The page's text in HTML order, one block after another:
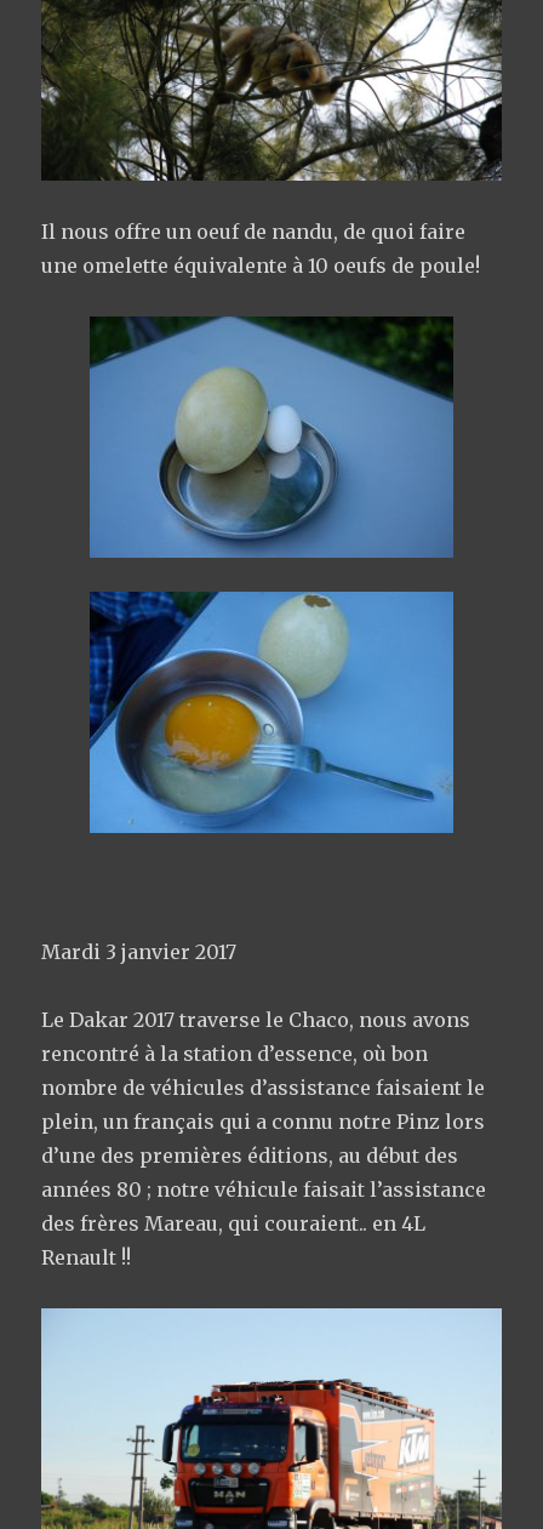
Il nous offre un oeuf de nandu, de quoi faire
une omelette équivalente à 10 oeufs de poule!
Mardi 3 janvier 2017
Le Dakar 2017 traverse le Chaco, nous avons
rencontré à la station d’essence, où bon
nombre de véhicules d’assistance faisaient le
plein, un français qui a connu notre Pinz lors
d’une des premières éditions, au début des
années 80 ; notre véhicule faisait l’assistance
des frères Mareau, qui couraient.. en 4L
Renault !!